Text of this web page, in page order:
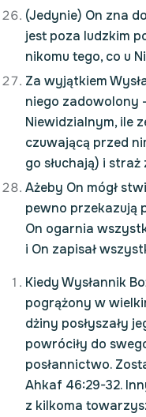
(Jedynie) On zna
jest poza ludzkim
nikomu tego, co u
Za wyjątkiem
niego zadowolony
Niewidzialnym, ile
czuwającą przed
go słuchają) i straż
Ażeby On mógł
pewno przekazują
On ogarnia
i On zapisał
Kiedy Wysłannik
pogrążony w
dżiny posłyszały
powróciły do
posłannictwo.
Ahkaf 46:29-32.
z kilkoma